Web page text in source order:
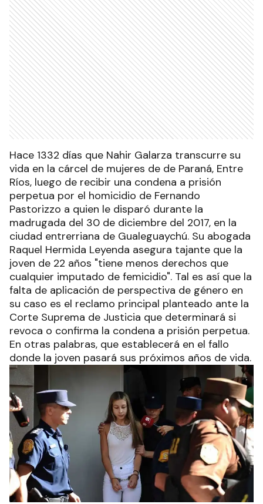
Hace 1332 días que Nahir Galarza transcurre su
vida en la cárcel de mujeres de de Paraná, Entre
Ríos, luego de recibir una condena a prisión
perpetua por el homicidio de Fernando
Pastorizzo a quien le disparó durante la
madrugada del 30 de diciembre del 2017, en la
ciudad entrerriana de Gualeguaychú. Su abogada
Raquel Hermida Leyenda asegura tajante que la
joven de 22 años "tiene menos derechos que
cualquier imputado de femicidio". Tal es así que la
falta de aplicación de perspectiva de género en
su caso es el reclamo principal planteado ante la
Corte Suprema de Justicia que determinará si
revoca o confirma la condena a prisión perpetua.
En otras palabras, que establecerá en el fallo
donde la joven pasará sus próximos años de vida.